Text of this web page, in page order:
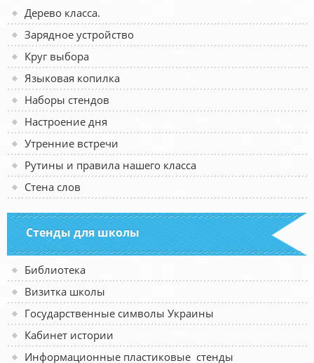
Дерево класса.
Зарядное устройство
Круг выбора
Языковая копилка
Наборы стендов
Настроение дня
Утренние встречи
Рутины и правила нашего класса
Стена слов
Стенды для школы
Библиотека
Визитка школы
Государственные символы Украины
Кабинет истории
Информационные пластиковые стенды